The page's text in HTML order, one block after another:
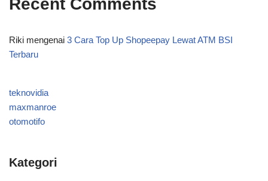
Recent Comments
Riki mengenai 3 Cara Top Up Shopeepay Lewat ATM BSI
Terbaru
teknovidia
maxmanroe
otomotifo
Kategori